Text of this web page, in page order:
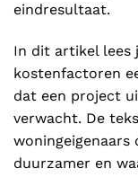
eindresultaat.
In dit artikel lees
kostenfactoren
dat een project
verwacht. De
duurzamer en